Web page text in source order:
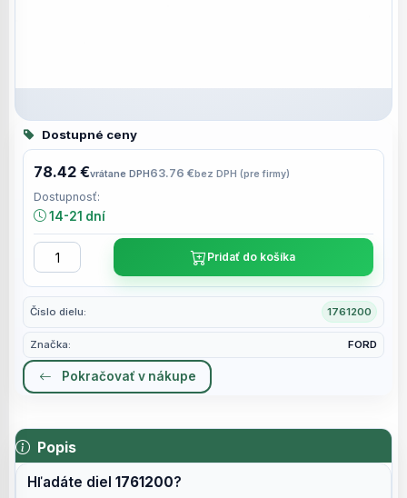
Číslo dielu: 1761200
Značka: FORD
Dostupné ceny
78.42 €vrátane DPH63.76 €bez DPH (pre firmy)
Dostupnosť:
14-21 dní
Pridať do košíka
Pokračovať v nákupe
Popis
Hľadáte diel1761200?